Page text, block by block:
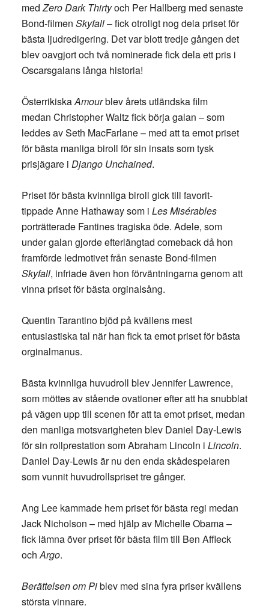
medZero Dark Thirtyoch Per Hallberg med senaste
Bond-filmen Skyfall– fick otroligt nog dela priset för
bästa ljudredigering. Det var blott tredje gången det
blev oavgjort och två nominerade fick dela ett pris i
Oscarsgalans långa historia!
ÖsterrikiskaAmourblev årets utländska film
medan Christopher Waltz fick börja galan – som
leddes av Seth MacFarlane – med att ta emot priset
för bästa manliga biroll för sin insats som tysk
prisjägare i Django Unchained.
Priset för bästa kvinnliga biroll gick till favorit-
tippade Anne Hathaway som i Les Misérables
porträtterade Fantines tragiska öde. Adele, som
under galan gjorde efterlängtad comeback då hon
framförde ledmotivet från senaste Bond-filmen
Skyfall, infriade även hon förväntningarna genom att
vinna priset för bästa orginalsång.
Quentin Tarantino bjöd på kvällens mest
entusiastiska tal när han fick ta emot priset för bästa
orginalmanus.
Bästa kvinnliga huvudroll blev Jennifer Lawrence,
som möttes av stående ovationer efter att ha snubblat
på vägen upp till scenen för att ta emot priset, medan
den manliga motsvarigheten blev Daniel Day-Lewis
för sin rollprestation som Abraham Lincoln i Lincoln.
Daniel Day-Lewis är nu den enda skådespelaren
som vunnit huvudrollspriset tre gånger.
Ang Lee kammade hem priset för bästa regi medan
Jack Nicholson – med hjälp av Michelle Obama –
fick lämna över priset för bästa film till Ben Affleck
ochArgo.
Berättelsen om Piblev med sina fyra priser kvällens
största vinnare.